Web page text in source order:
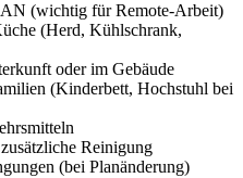
(wichtig für Remote-Arbeit)
(Herd, Kühlschrank,
oder im Gebäude
(Kinderbett, Hochstuhl bei
Reinigung
(bei Planänderung)